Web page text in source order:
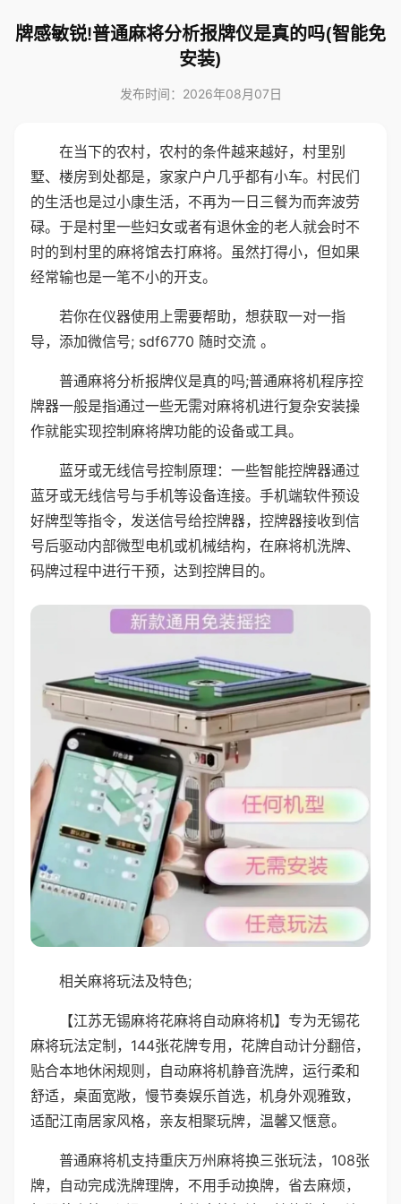
牌感敏锐!普通麻将分析报牌仪是真的吗(智能免
安装)
发布时间：2026年08月07日
在当下的农村，农村的条件越来越好，村里别
墅、楼房到处都是，家家户户几乎都有小车。村民们
的生活也是过小康生活，不再为一日三餐为而奔波劳
碌。于是村里一些妇女或者有退休金的老人就会时不
时的到村里的麻将馆去打麻将。虽然打得小，但如果
经常输也是一笔不小的开支。
若你在仪器使用上需要帮助，想获取一对一指
导，添加微信号; sdf6770 随时交流 。
普通麻将分析报牌仪是真的吗;普通麻将机程序控
牌器一般是指通过一些无需对麻将机进行复杂安装操
作就能实现控制麻将牌功能的设备或工具。
蓝牙或无线信号控制原理：一些智能控牌器通过
蓝牙或无线信号与手机等设备连接。手机端软件预设
好牌型等指令，发送信号给控牌器，控牌器接收到信
号后驱动内部微型电机或机械结构，在麻将机洗牌、
码牌过程中进行干预，达到控牌目的。
相关麻将玩法及特色;
【江苏无锡麻将花麻将自动麻将机】专为无锡花
麻将玩法定制，144张花牌专用，花牌自动计分翻倍，
贴合本地休闲规则，自动麻将机静音洗牌，运行柔和
舒适，桌面宽敞，慢节奏娱乐首选，机身外观雅致，
适配江南居家风格，亲友相聚玩牌，温馨又惬意。
普通麻将机支持重庆万州麻将换三张玩法，108张
牌，自动完成洗牌理牌，不用手动换牌，省去麻烦，